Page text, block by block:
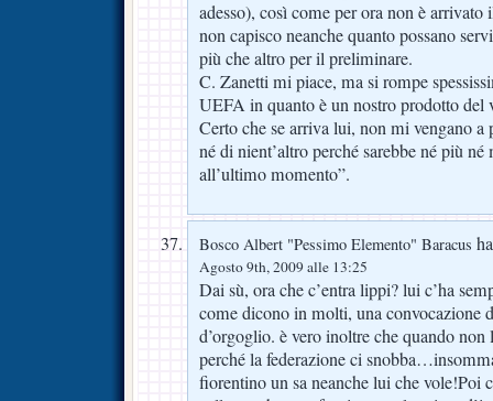
adesso), così come per ora non è
non capisco neanche quanto possano
più che altro per il preliminare.
C. Zanetti mi piace, ma si rompe
UEFA in quanto è un nostro prodotto del
Certo che se arriva lui, non mi vengano
né di nient’altro perché sarebbe né più
all’ultimo momento”.
Bosco Albert "Pessimo Elemento" Baracus
Agosto 9th, 2009 alle 13:25
Dai sù, ora che c’entra lippi? lui c’ha
come dicono in molti, una convocazione
d’orgoglio. è vero inoltre che quando
perché la federazione ci
fiorentino un sa neanche lui che vole!Poi